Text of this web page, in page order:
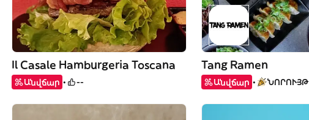
Il Casale Hamburgeria Toscana
Անվճար --
Tang Ramen
Անվճար ՆՈՐՈՒՅԹ